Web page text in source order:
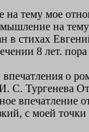
на тему мое
на
в стихах
8 лет. пора
о
С. Тургенева
впечатление
с моей точки